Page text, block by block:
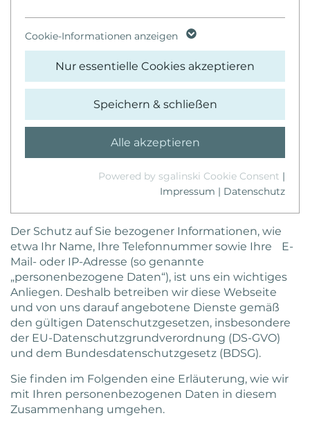
Zweck
Session-Cookie von TYPO3. Es
speichert im Falle eines Benutzer-
Logins die Session-ID. So kann der
eingeloggte Benutzer wiedererkannt
werden und es wird ihm Zugang zu
cookie_optin
Zweck
Enthält die gewählten Tracking-
Optin-Einstellungen.
Name _ga
Anbieter Google Analytics
Laufzeit 2 Jahre
Dieses Cookie wird von Google
Analytics installiert. Das Cookie wird
verwendet, um Besucher-, Sitzungs-
und die Nutzung der Website für den
Analysebericht der Website zu
verfolgen. Die Cookies speichern
Informationen anonym und weisen
eine randoly generierte Nummer zu,
um eindeutige Besucher zu
identifizieren.
Name _ga_PR2G19RJGL
Anbieter Google Analytics
Laufzeit 2 Jahre
Wird von Google Analytics
verwendet, um wiederkehrende
Cookie-Informationen anzeigen
Nur essentielle Cookies akzeptieren
Speichern & schließen
Alle akzeptieren
Powered by sgalinski Cookie Consent |
Impressum | Datenschutz
Der Schutz auf Sie bezogener Informationen, wie
etwa Ihr Name, Ihre Telefonnummer sowie Ihre E-
Mail- oder IP-Adresse (so genannte
„personenbezogene Daten“), ist uns ein wichtiges
Anliegen. Deshalb betreiben wir diese Webseite
und von uns darauf angebotene Dienste gemäß
den gültigen Datenschutzgesetzen, insbesondere
der EU-Datenschutzgrundverordnung (DS-GVO)
und dem Bundesdatenschutzgesetz (BDSG).
Sie finden im Folgenden eine Erläuterung, wie wir
mit Ihren personenbezogenen Daten in diesem
Zusammenhang umgehen.